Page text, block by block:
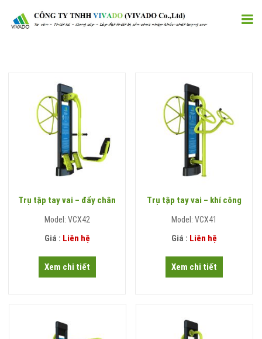
Trụ tập tay vai – đẩy chân
Model: VCX42
Giá : Liên hệ
Xem chi tiết
Trụ tập tay vai – khí công
Model: VCX41
Giá : Liên hệ
Xem chi tiết